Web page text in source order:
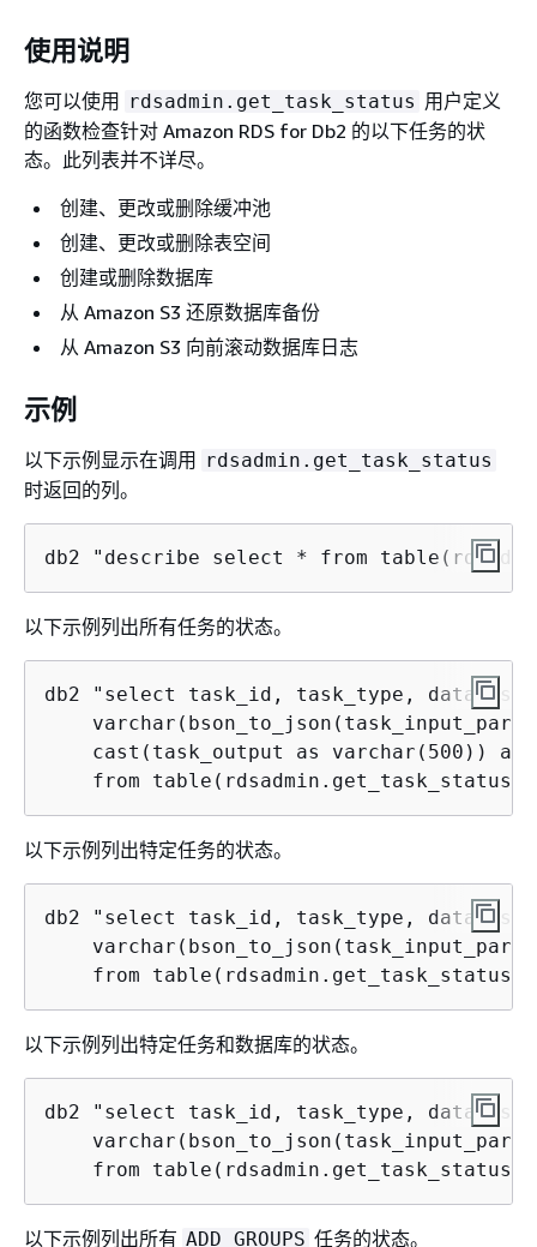
使用说明
您可以使用 rdsadmin.get_task_status 用户定义
的函数检查针对 Amazon RDS for Db2 的以下任务的状
态。此列表并不详尽。
创建、更改或删除缓冲池
创建、更改或删除表空间
创建或删除数据库
从 Amazon S3 还原数据库备份
从 Amazon S3 向前滚动数据库日志
示例
以下示例显示在调用 rdsadmin.get_task_status
时返回的列。
db2 "describe select * from
以下示例列出所有任务的状态。
db2 "select task_id, task_type,
cast(task_output as varchar(500))
from
以下示例列出特定任务的状态。
db2 "select task_id, task_type,
from
以下示例列出特定任务和数据库的状态。
db2 "select task_id, task_type,
from
以下示例列出所有 ADD_GROUPS 任务的状态。